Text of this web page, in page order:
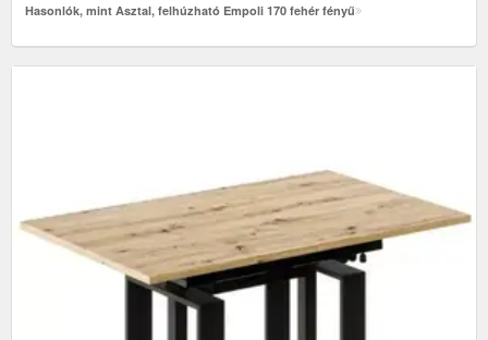
Hasonlók, mint Asztal, felhúzható Empoli 170 fehér fényű